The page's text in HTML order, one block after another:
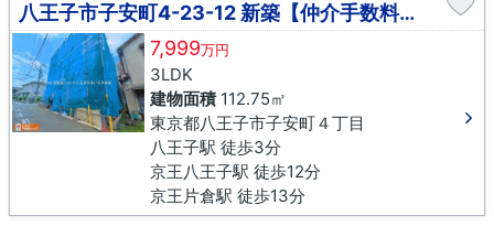
八王子市子安町4-23-12 新築【仲介手数料無料】
7,999万円
3LDK
建物面積112.75㎡
東京都八王子市子安町４丁目
八王子駅 徒歩3分
京王八王子駅 徒歩12分
京王片倉駅 徒歩13分